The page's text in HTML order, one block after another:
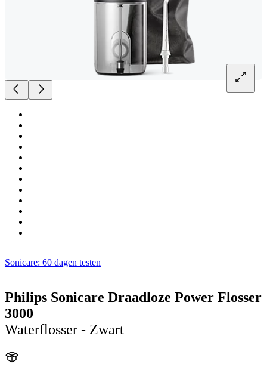
Sonicare: 60 dagen testen
Philips Sonicare Draadloze Power Flosser
3000
Waterflosser - Zwart